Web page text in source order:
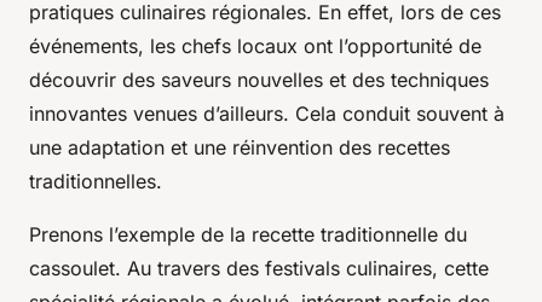
pratiques culinaires régionales. En effet, lors de ces
événements, les chefs locaux ont l’opportunité de
découvrir des saveurs nouvelles et des techniques
innovantes venues d’ailleurs. Cela conduit souvent à
une adaptation et une réinvention des recettes
traditionnelles.
Prenons l’exemple de la recette traditionnelle du
cassoulet. Au travers des festivals culinaires, cette